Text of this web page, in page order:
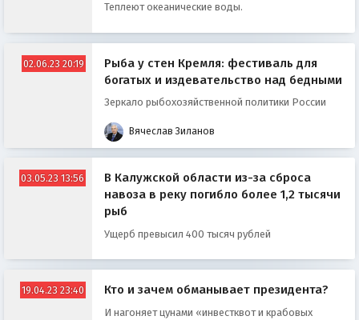
Теплеют океанические воды.
02.06.23 20:19
Рыба у стен Кремля: фестиваль для
богатых и издевательство над бедными
Зеркало рыбохозяйственной политики России
Вячеслав Зиланов
03.05.23 13:56
В Калужской области из-за сброса
навоза в реку погибло более 1,2 тысячи
рыб
Ущерб превысил 400 тысяч рублей
19.04.23 23:40 Кто и зачем обманывает президента?
И нагоняет цунами «инвестквот и крабовых